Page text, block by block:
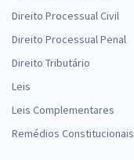
Direito Processual Civil
Direito Processual Penal
Direito Tributário
Leis
Leis Complementares
Remédios Constitucionais